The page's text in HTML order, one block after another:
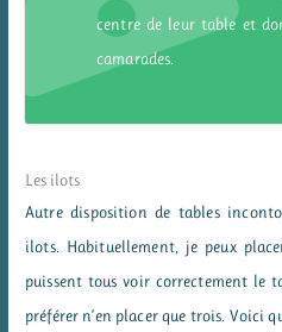
centre de leur table et
camarades.
Les ilots
Autre disposition de tables
ilots. Habituellement, je peux
puissent tous voir correctement le
préférer n’en placer que trois. Voici